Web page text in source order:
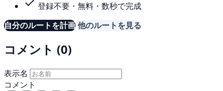
登録不要・無料・数秒で完成
自分のルートを計画他のルートを見る
コメント (0)
表示名
コメント